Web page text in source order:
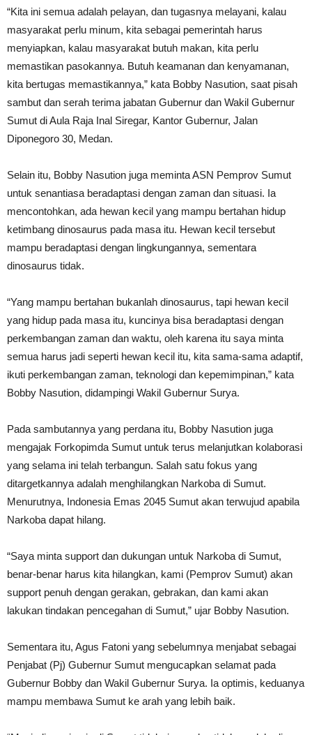
“Kita ini semua adalah pelayan, dan tugasnya melayani, kalau
masyarakat perlu minum, kita sebagai pemerintah harus
menyiapkan, kalau masyarakat butuh makan, kita perlu
memastikan pasokannya. Butuh keamanan dan kenyamanan,
kita bertugas memastikannya,” kata Bobby Nasution, saat pisah
sambut dan serah terima jabatan Gubernur dan Wakil Gubernur
Sumut di Aula Raja Inal Siregar, Kantor Gubernur, Jalan
Diponegoro 30, Medan.
Selain itu, Bobby Nasution juga meminta ASN Pemprov Sumut
untuk senantiasa beradaptasi dengan zaman dan situasi. Ia
mencontohkan, ada hewan kecil yang mampu bertahan hidup
ketimbang dinosaurus pada masa itu. Hewan kecil tersebut
mampu beradaptasi dengan lingkungannya, sementara
dinosaurus tidak.
“Yang mampu bertahan bukanlah dinosaurus, tapi hewan kecil
yang hidup pada masa itu, kuncinya bisa beradaptasi dengan
perkembangan zaman dan waktu, oleh karena itu saya minta
semua harus jadi seperti hewan kecil itu, kita sama-sama adaptif,
ikuti perkembangan zaman, teknologi dan kepemimpinan,” kata
Bobby Nasution, didampingi Wakil Gubernur Surya.
Pada sambutannya yang perdana itu, Bobby Nasution juga
mengajak Forkopimda Sumut untuk terus melanjutkan kolaborasi
yang selama ini telah terbangun. Salah satu fokus yang
ditargetkannya adalah menghilangkan Narkoba di Sumut.
Menurutnya, Indonesia Emas 2045 Sumut akan terwujud apabila
Narkoba dapat hilang.
“Saya minta support dan dukungan untuk Narkoba di Sumut,
benar-benar harus kita hilangkan, kami (Pemprov Sumut) akan
support penuh dengan gerakan, gebrakan, dan kami akan
lakukan tindakan pencegahan di Sumut,” ujar Bobby Nasution.
Sementara itu, Agus Fatoni yang sebelumnya menjabat sebagai
Penjabat (Pj) Gubernur Sumut mengucapkan selamat pada
Gubernur Bobby dan Wakil Gubernur Surya. Ia optimis, keduanya
mampu membawa Sumut ke arah yang lebih baik.